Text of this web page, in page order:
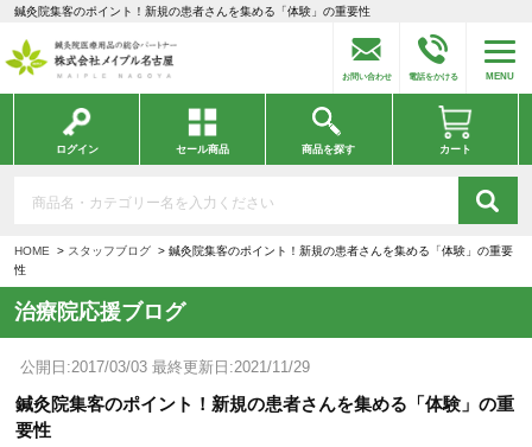
鍼灸院集客のポイント！新規の患者さんを集める「体験」の重要性
お問い合わせ 電話をかける MENU
ログイン セール商品 商品を探す カート
HOME スタッフブログ
鍼灸院集客のポイント！新規の患者さんを集める「体験」の重要
性
治療院応援ブログ
公開日:2017/03/03 最終更新日:2021/11/29
鍼灸院集客のポイント！新規の患者さんを集める「体験」の重
要性